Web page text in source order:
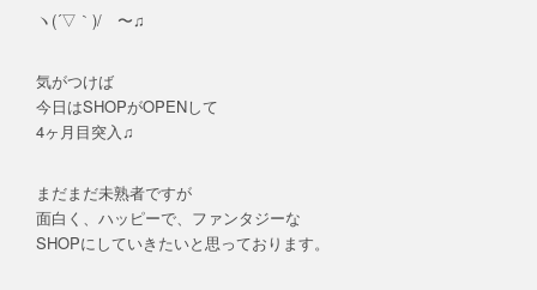
ヽ(´▽｀)/ 〜♫
気がつけば
今日はSHOPがOPENして
4ヶ月目突入♫
まだまだ未熟者ですが
面白く、ハッピーで、ファンタジーな
SHOPにしていきたいと思っております。